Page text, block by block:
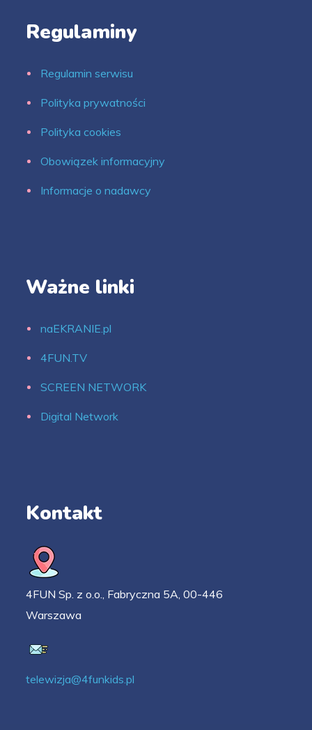
Regulaminy
Regulamin serwisu
Polityka prywatności
Polityka cookies
Obowiązek informacyjny
Informacje o nadawcy
Ważne linki
naEKRANIE.pl
4FUN.TV
SCREEN NETWORK
Digital Network
Kontakt
4FUN Sp. z o.o., Fabryczna 5A, 00-446
Warszawa
telewizja@4funkids.pl